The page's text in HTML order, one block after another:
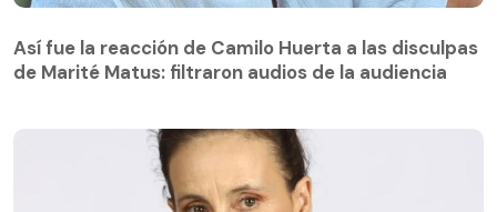
Así fue la reacción de Camilo Huerta a las disculpas
de Marité Matus: filtraron audios de la audiencia